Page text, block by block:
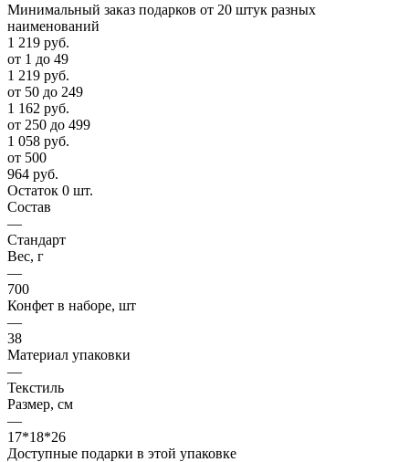
Минимальный заказ подарков от 20 штук разных
наименований
1 219 руб.
от 1 до 49
1 219 руб.
от 50 до 249
1 162 руб.
от 250 до 499
1 058 руб.
от 500
964 руб.
Остаток 0 шт.
Состав
—
Стандарт
Вес, г
—
700
Конфет в наборе, шт
—
38
Материал упаковки
—
Текстиль
Размер, см
—
17*18*26
Доступные подарки в этой упаковке